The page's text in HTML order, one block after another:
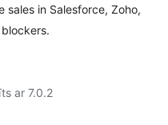
sales in Salesforce, Zoho,
ar 7.0.2